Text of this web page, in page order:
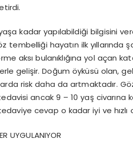
kadar yapılabildiği bilgisini
hayatın ilk yıllarında
aksı bulanıklığına yol açan
gelişir. Doğum öyküsü olan,
risk daha da artmaktadır.
ancak 9 – 10 yaş civarına
cevap o kadar iyi ve hızlı
UYGULANIYOR